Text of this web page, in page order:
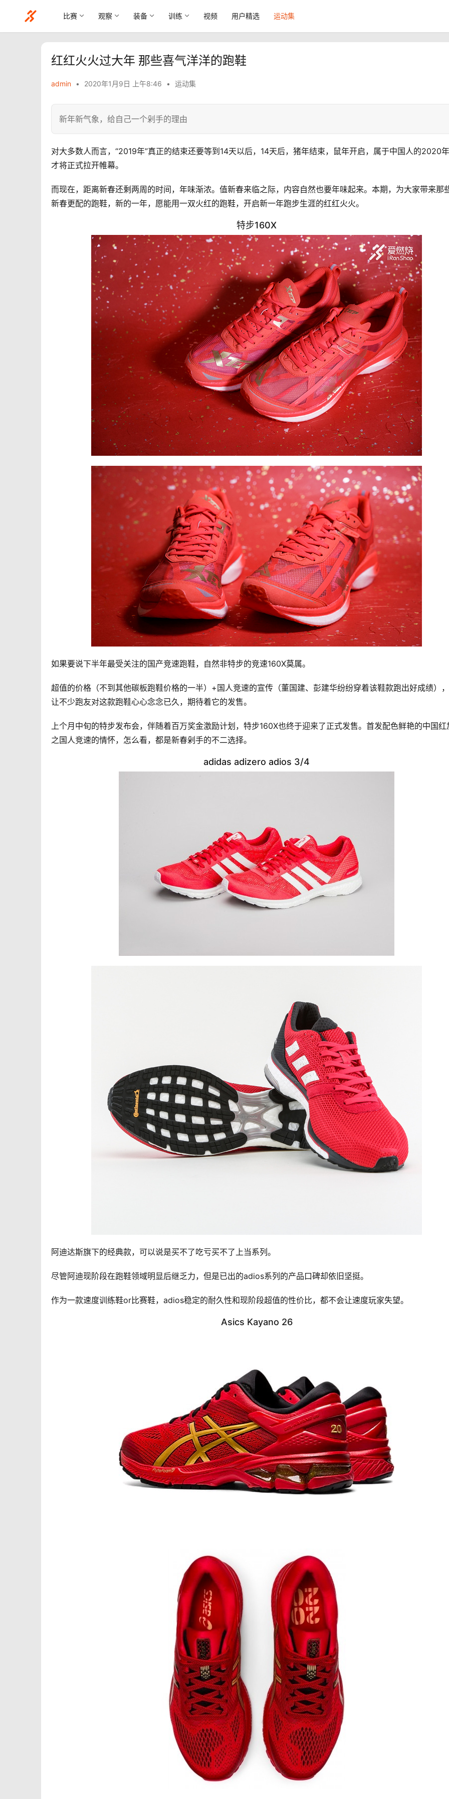
比赛 观察 装备 训练 视频 用户精选 运动集
红红火火过大年 那些喜气洋洋的跑鞋
admin • 2020年1月9日 上午8:46 • 运动集
新年新气象，给自己一个剁手的理由
对大多数人而言，“2019年”真正的结束还要等到14天以后，14天后，猪年结束，鼠年开启，属于中国人的2020
才将正式拉开帷幕。
而现在，距离新春还剩两周的时间，年味渐浓。 值新春来临之际，内容自然也要年味起来。 本期，为大家带来那
新春更配的跑鞋，新的一年，愿能用一双火红的跑鞋，开启新一年跑步生涯的红红火火。
特步160X
如果要说下半年最受关注的国产竞速跑鞋，自然非特步的竞速160X莫属。
超值的价格（不到其他碳板跑鞋价格的一半）+国人竞速的宣传（董国建、彭建华纷纷穿着该鞋款跑出好成绩）
让不少跑友对这款跑鞋心心念念已久，期待着它的发售。
上个月中旬的特步发布会，伴随着百万奖金激励计划，特步160X也终于迎来了正式发售。首发配色鲜艳的中国红
之国人竞速的情怀，怎么看，都是新春剁手的不二选择。
adidas adizero adios 3/4
阿迪达斯旗下的经典款，可以说是买不了吃亏买不了上当系列。
尽管阿迪现阶段在跑鞋领域明显后继乏力，但是已出的adios系列的产品口碑却依旧坚挺。
作为一款速度训练鞋or比赛鞋，adios稳定的耐久性和现阶段超值的性价比，都不会让速度玩家失望。
Asics Kayano 26